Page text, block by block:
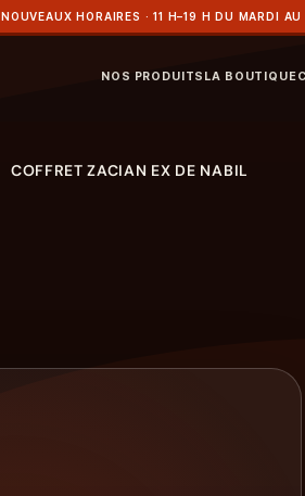
NOUVEAUX HORAIRES · 11 H–19 H DU MARDI
NOS PRODUITS LA BOUTIQUE
COFFRET ZACIAN EX DE NABIL